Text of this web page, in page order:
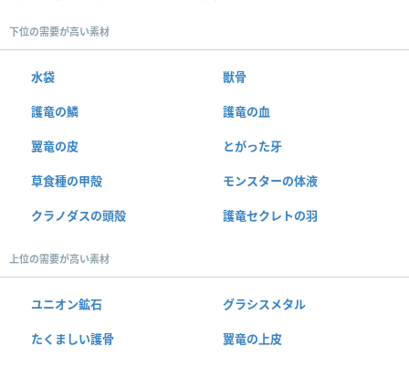
下位の需要が高い素材
水袋 獣骨
護竜の鱗 護竜の血
翼竜の皮 とがった牙
草食種の甲殻 モンスターの体液
クラノダスの頭殻 護竜セクレトの羽
上位の需要が高い素材
ユニオン鉱石 グラシスメタル
たくましい護骨 翼竜の上皮